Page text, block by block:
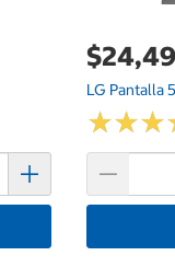
LG Pantalla
★★★
★★★